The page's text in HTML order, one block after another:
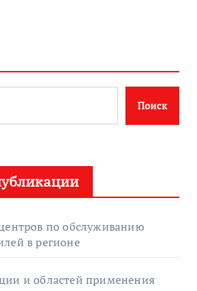
Поиск
по обслуживанию
в регионе
и областей применения